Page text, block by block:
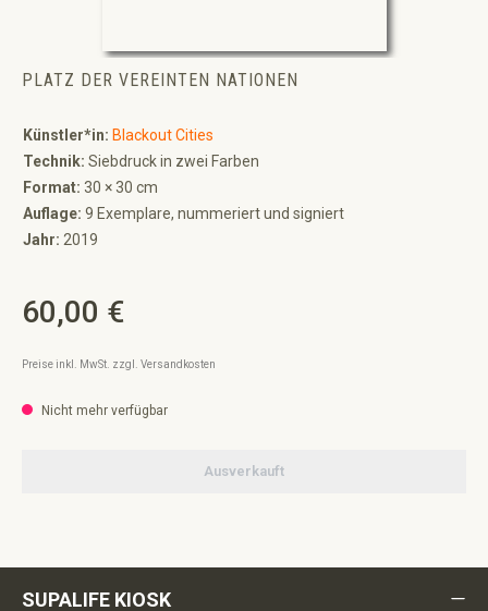
PLATZ DER VEREINTEN NATIONEN
Künstler*in: Blackout Cities
Technik: Siebdruck in zwei Farben
Format: 30 × 30 cm
Auflage: 9 Exemplare, nummeriert und signiert
Jahr: 2019
Regulärer Preis:
60,00 €
Preise inkl. MwSt. zzgl. Versandkosten
Nicht mehr verfügbar
Ausverkauft
SUPALIFE KIOSK